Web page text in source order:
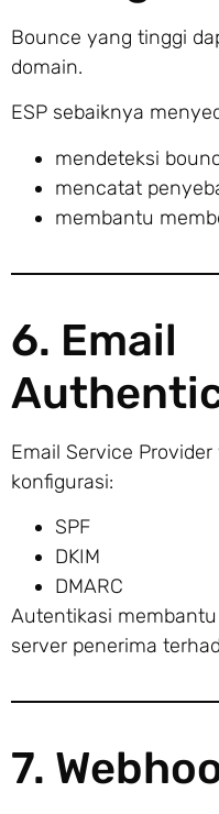
Bounce yang tinggi
domain.
ESP sebaiknya
mendeteksi
mencatat
membantu
6. Email
Email Service
konfigurasi:
SPF
DKIM
DMARC
Autentikasi
server penerima
7.